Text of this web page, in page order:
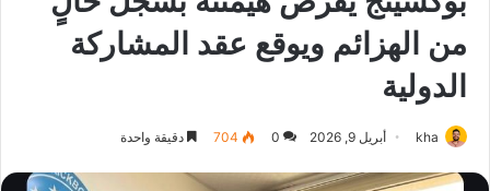
من الهزائم ويوقع عقد المشاركة
الدولية
kha أبريل 9, 2026 0
704 دقيقة واحدة